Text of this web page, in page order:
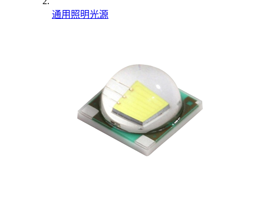
通用照明光源